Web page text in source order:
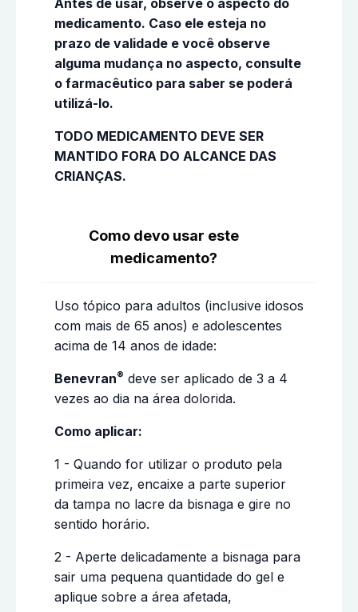
Antes de usar, observe o aspecto do
medicamento. Caso ele esteja no
prazo de validade e você observe
alguma mudança no aspecto, consulte
o farmacêutico para saber se poderá
utilizá-lo.
TODO MEDICAMENTO DEVE SER
MANTIDO FORA DO ALCANCE DAS
CRIANÇAS.
Como devo usar este
medicamento?
Uso tópico para adultos (inclusive idosos
com mais de 65 anos) e adolescentes
acima de 14 anos de idade:
Benevran® deve ser aplicado de 3 a 4
vezes ao dia na área dolorida.
Como aplicar:
1 - Quando for utilizar o produto pela
primeira vez, encaixe a parte superior
da tampa no lacre da bisnaga e gire no
sentido horário.
2 - Aperte delicadamente a bisnaga para
sair uma pequena quantidade do gel e
aplique sobre a área afetada,